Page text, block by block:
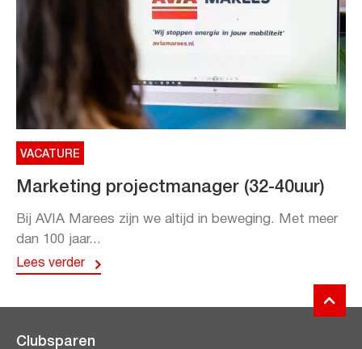
VACATURE
Marketing projectmanager (32-40uur)
Bij AVIA Marees zijn we altijd in beweging. Met meer
dan 100 jaar...
Lees verder
Clubsparen